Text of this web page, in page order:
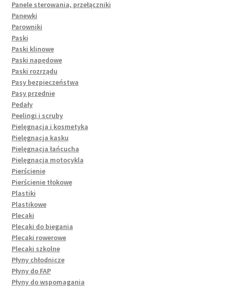
Panele sterowania, przełączniki
Panewki
Parowniki
Paski
Paski klinowe
Paski napędowe
Paski rozrządu
Pasy bezpieczeństwa
Pasy przednie
Pedały
Peelingi i scruby
Pielęgnacja i kosmetyka
Pielęgnacja kasku
Pielęgnacja łańcucha
Pielęgnacja motocykla
Pierścienie
Pierścienie tłokowe
Plastiki
Plastikowe
Plecaki
Plecaki do biegania
Plecaki rowerowe
Plecaki szkolne
Płyny chłodnicze
Płyny do FAP
Płyny do wspomagania